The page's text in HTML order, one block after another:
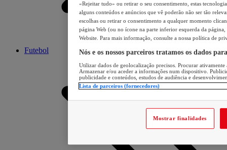
Futebol
«Rejeitar tudo» ou retirar o seu consentimento, estas
alguns conteúdos e anúncios que vê poderão não ser tão
escolhas ou retirar o consentimento a qualquer momento
página Web (ou no ícone na parte inferior esquerda da página,
Website. Para mais informação, consulte a nossa política de
Nós e os nossos parceiros tratamos os dados
Utilizar dados de geolocalização precisos. Procurar
Armazenar e/ou aceder a informações num dispositivo.
publicidade e conteúdos, estudos de audiência e
Lista de parceiros (fornecedores)
Mostrar finalidades